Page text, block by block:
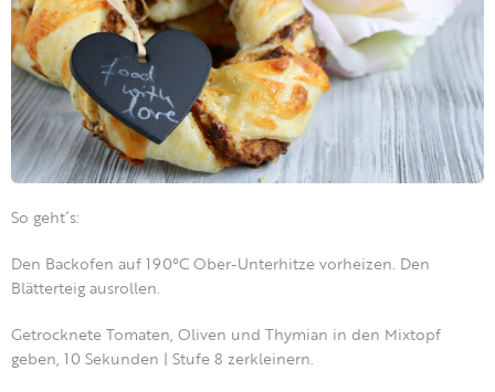
So geht´s:
Den Backofen auf 190°C Ober-Unterhitze vorheizen. Den
Blätterteig ausrollen.
Getrocknete Tomaten, Oliven und Thymian in den Mixtopf
geben, 10 Sekunden | Stufe 8 zerkleinern.